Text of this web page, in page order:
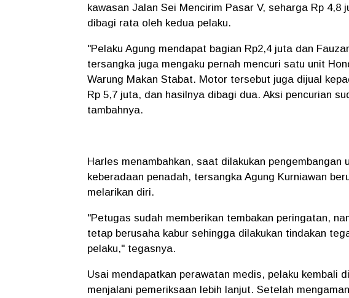
kawasan Jalan Sei Mencirim Pasar V, seharga Rp 4,8
dibagi rata oleh kedua pelaku.
"Pelaku Agung mendapat bagian Rp2,4 juta dan
tersangka juga mengaku pernah mencuri satu unit
Warung Makan Stabat. Motor tersebut juga dijual
Rp 5,7 juta, dan hasilnya dibagi dua. Aksi pencurian
tambahnya.
Harles menambahkan, saat dilakukan pengembangan
keberadaan penadah, tersangka Agung Kurniawan
melarikan diri.
"Petugas sudah memberikan tembakan peringatan,
tetap berusaha kabur sehingga dilakukan tindakan
pelaku," tegasnya.
Usai mendapatkan perawatan medis, pelaku kembali
menjalani pemeriksaan lebih lanjut. Setelah